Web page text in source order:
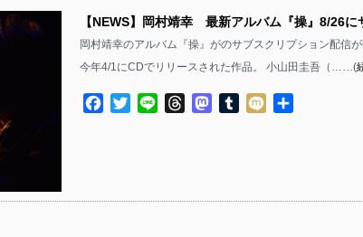
【NEWS】岡村靖幸 最新アルバム『操』8/26
岡村靖幸のアルバム『操』がのサブスクリプション配信
今年4/1にCDでリリースされた作品。 小山田圭吾（……(
Facebook
TwitterLine ThreadsMastodon
TumblrMixi